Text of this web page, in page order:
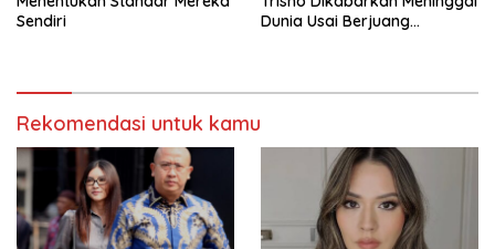
Sendiri
Dunia Usai Berjuang
Rekomendasi untuk kamu